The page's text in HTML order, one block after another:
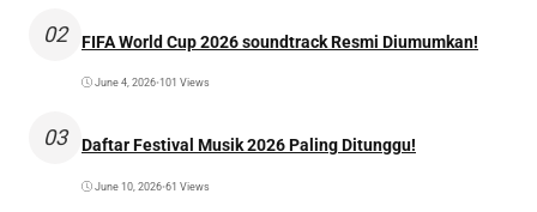
02 FIFA World Cup 2026 soundtrack Resmi Diumumkan!
June 4, 2026•101 Views
03 Daftar Festival Musik 2026 Paling Ditunggu!
June 10, 2026•61 Views